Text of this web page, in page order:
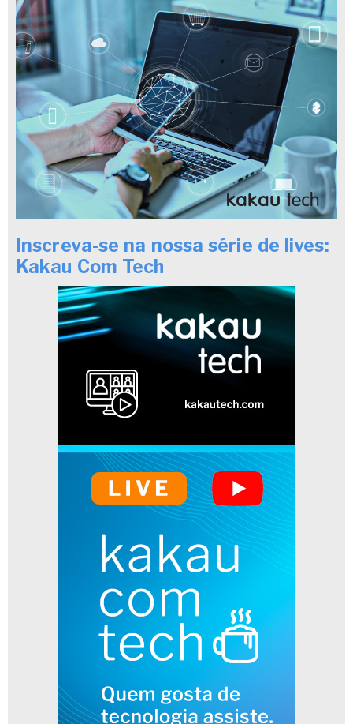
Inscreva-se na nossa série de lives:
Kakau Com Tech